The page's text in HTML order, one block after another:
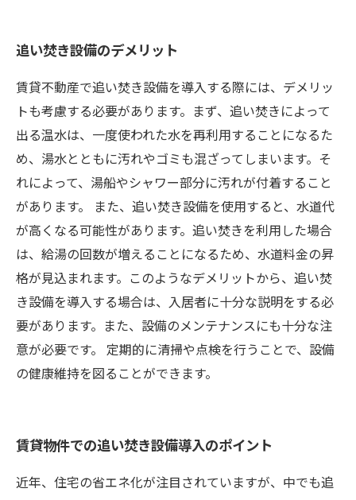
追い焚き設備のデメリット
賃貸不動産で追い焚き設備を導入する際には、デメリッ
トも考慮する必要があります。まず、追い焚きによって
出る温水は、一度使われた水を再利用することになるた
め、湯水とともに汚れやゴミも混ざってしまいます。そ
れによって、湯船やシャワー部分に汚れが付着すること
があります。 また、追い焚き設備を使用すると、水道代
が高くなる可能性があります。追い焚きを利用した場合
は、給湯の回数が増えることになるため、水道料金の昇
格が見込まれます。このようなデメリットから、追い焚
き設備を導入する場合は、入居者に十分な説明をする必
要があります。また、設備のメンテナンスにも十分な注
意が必要です。 定期的に清掃や点検を行うことで、設備
の健康維持を図ることができます。
賃貸物件での追い焚き設備導入のポイント
近年、住宅の省エネ化が注目されていますが、中でも追